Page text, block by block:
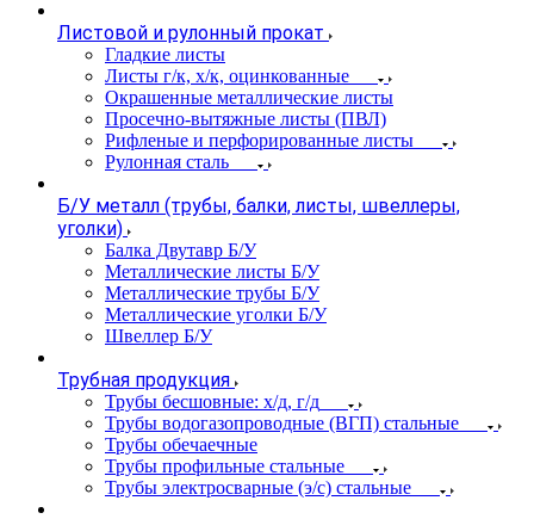
Листовой и рулонный прокат
Гладкие листы
Листы г/к, х/к, оцинкованные
Окрашенные металлические листы
Просечно-вытяжные листы (ПВЛ)
Рифленые и перфорированные листы
Рулонная сталь
Б/У металл (трубы, балки, листы, швеллеры,
уголки)
Балка Двутавр Б/У
Металлические листы Б/У
Металлические трубы Б/У
Металлические уголки Б/У
Швеллер Б/У
Трубная продукция
Трубы бесшовные: х/д, г/д
Трубы водогазопроводные (ВГП) стальные
Трубы обечаечные
Трубы профильные стальные
Трубы электросварные (э/с) стальные